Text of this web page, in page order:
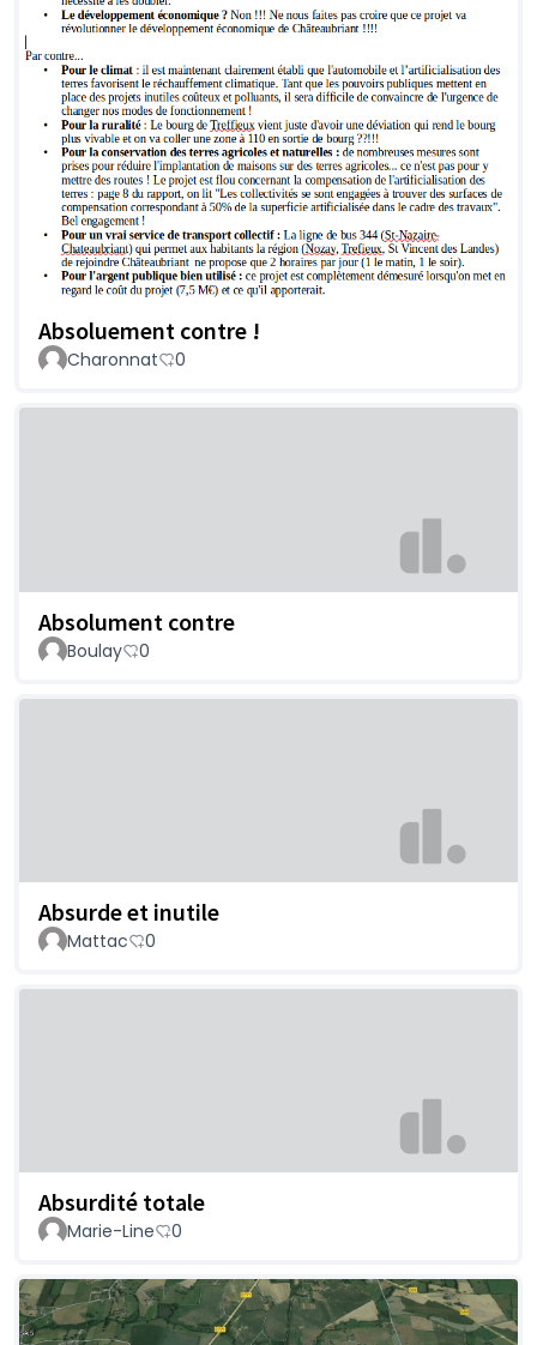
Absoluement contre !
Charonnat 0
Absolument contre
Boulay 0
Absurde et inutile
Mattac 0
Absurdité totale
Marie-Line 0